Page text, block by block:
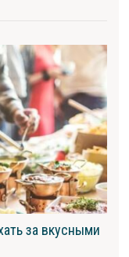
за вкусными